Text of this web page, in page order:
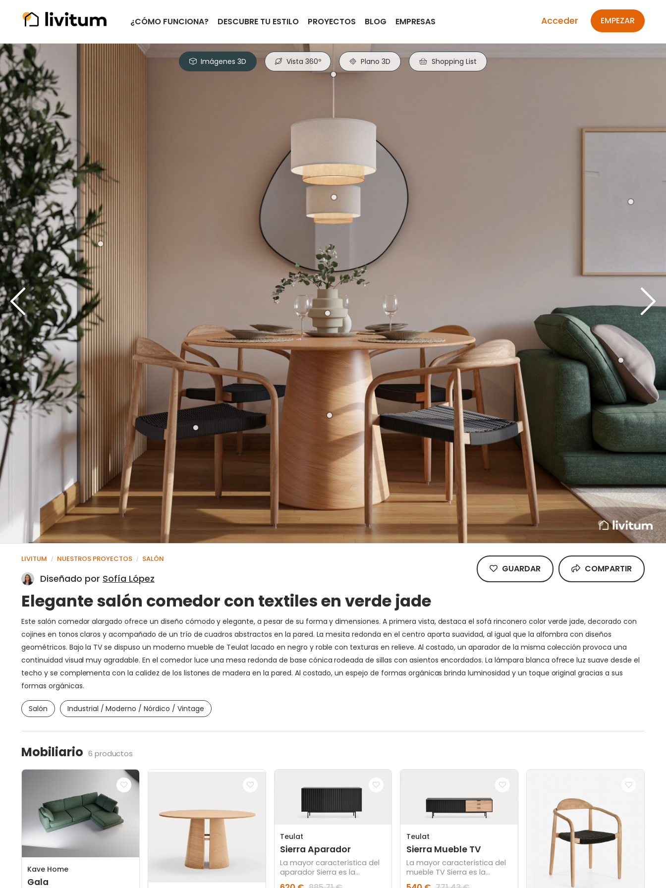
¿CÓMO FUNCIONA? DESCUBRE TU ESTILO PROYECTOS BLOG EMPRESAS EMPEZAR
Acceder
Imágenes 3D Vista 360º Plano 3D Shopping List
LIVITUM / NUESTROS PROYECTOS / SALÓN
Diseñado por Sofía López
Elegante salón comedor con textiles en verde jade
GUARDAR COMPARTIR
Este salón comedor alargado ofrece un diseño cómodo y elegante, a pesar de su forma y dimensiones. A primera vista, destaca el sofá rinconero color verde jade, decorado con
cojines en tonos claros y acompañado de un trío de cuadros abstractos en la pared. La mesita redonda en el centro aporta suavidad, al igual que la alfombra con diseños
geométricos. Bajo la TV se dispuso un moderno mueble de Teulat lacado en negro y roble con texturas en relieve. Al costado, un aparador de la misma colección provoca una
continuidad visual muy agradable. En el comedor luce una mesa redonda de base cónica rodeada de sillas con asientos encordados. La lámpara blanca ofrece luz suave desde el
techo y se complementa con la calidez de los listones de madera en la pared. Al costado, un espejo de formas orgánicas brinda luminosidad y un toque original gracias a sus
formas orgánicas.
Salón Industrial / Moderno / Nórdico / Vintage
Mobiliario 6 productos
Kave Home
Gala
Teulat
Sierra Aparador
La mayor característica del
aparador Sierra es la
peculiaridad de sus texturas
Teulat
Sierra Mueble TV
La mayor característica del
mueble TV Sierra es la
peculiaridad de sus texturas